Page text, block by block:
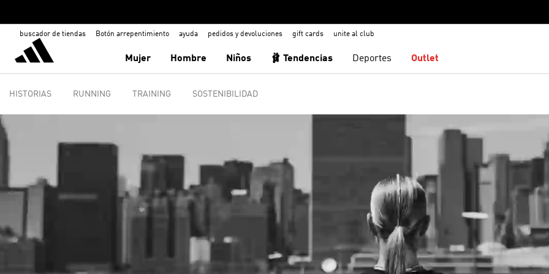
buscador de tiendas Botón arrepentimiento ayuda pedidos y devoluciones gift cards unite al club
Mujer Hombre Niños 🩰 Tendencias Deportes Outlet
HISTORIAS RUNNING TRAINING SOSTENIBILIDAD